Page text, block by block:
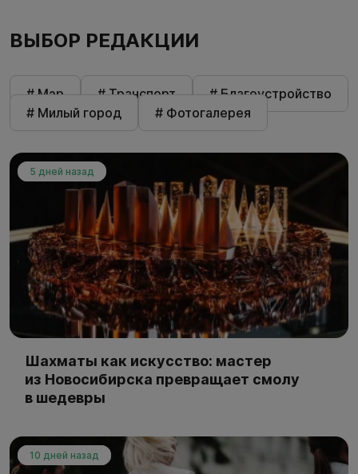
ВЫБОР РЕДАКЦИИ
# Мэр # Транспорт
# Благоустройство
# Милый город
# Фотогалерея
5 дней назад
Шахматы как искусство: мастер
из Новосибирска превращает смолу
в шедевры
10 дней назад